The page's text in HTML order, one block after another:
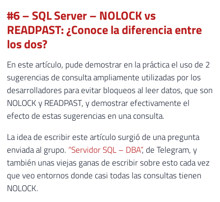
#6 – SQL Server – NOLOCK vs
READPAST: ¿Conoce la diferencia entre
los dos?
En este artículo, pude demostrar en la práctica el uso de 2
sugerencias de consulta ampliamente utilizadas por los
desarrolladores para evitar bloqueos al leer datos, que son
NOLOCK y READPAST, y demostrar efectivamente el
efecto de estas sugerencias en una consulta.
La idea de escribir este artículo surgió de una pregunta
enviada al grupo. “Servidor SQL – DBA”, de Telegram, y
también unas viejas ganas de escribir sobre esto cada vez
que veo entornos donde casi todas las consultas tienen
NOLOCK.